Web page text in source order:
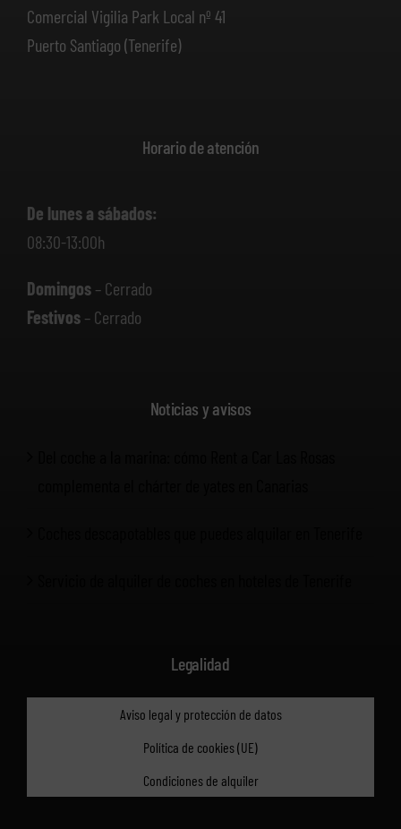
Comercial Vigilia Park Local nº 41
Puerto Santiago (Tenerife)
Horario de atención
De lunes a sábados:
08:30-13:00h
Domingos– Cerrado
Festivos– Cerrado
Noticias y avisos
Legalidad
Aviso legal y protección de datos
Política de cookies (UE)
Condiciones de alquiler